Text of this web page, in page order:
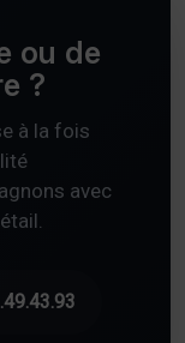
ou de
?
à la fois
avec